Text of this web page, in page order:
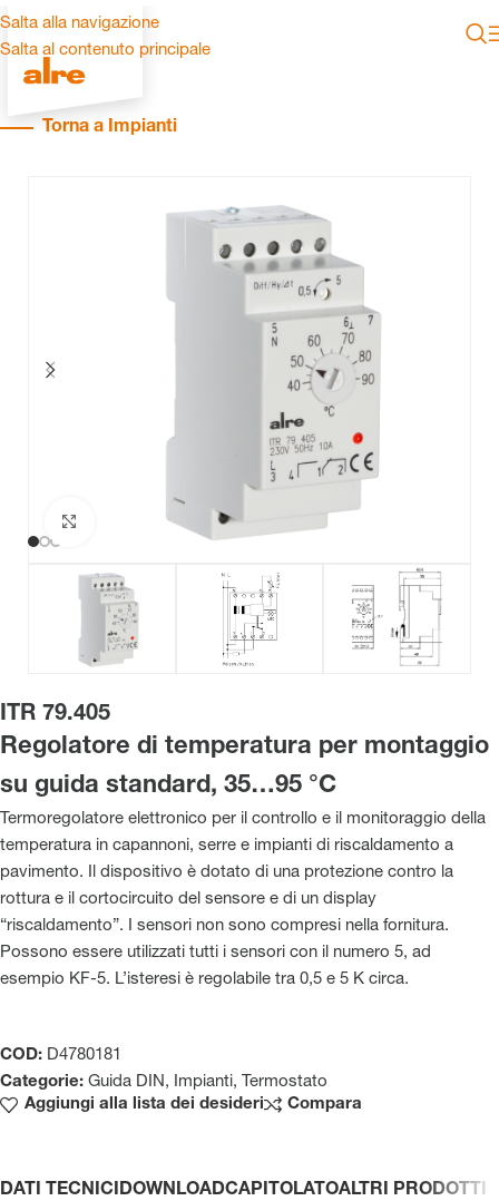
Salta alla navigazione
Salta al contenuto principale
Torna a Impianti
ITR 79.405
Regolatore di temperatura per montaggio
su guida standard, 35…95 °C
Termoregolatore elettronico per il controllo e il monitoraggio della
temperatura in capannoni, serre e impianti di riscaldamento a
pavimento. Il dispositivo è dotato di una protezione contro la
rottura e il cortocircuito del sensore e di un display
“riscaldamento”. I sensori non sono compresi nella fornitura.
Possono essere utilizzati tutti i sensori con il numero 5, ad
esempio KF-5. L’isteresi è regolabile tra 0,5 e 5 K circa.
COD: D4780181
Categorie: Guida DIN , Impianti, Termostato
Aggiungi alla lista dei desideri
Compara
Clicca per ingrandire
DATI TECNICIDOWNLOADCAPITOLATOALTRI PRODOTTI